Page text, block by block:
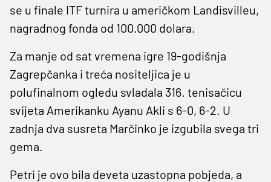
se u finale ITF turnira u američkom Landisvilleu,
nagradnog fonda od 100.000 dolara.
Za manje od sat vremena igre 19-godišnja
Zagrepčanka i treća nositeljica je u
polufinalnom ogledu svladala 316. tenisačicu
svijeta Amerikanku Ayanu Akli s 6-0, 6-2. U
zadnja dva susreta Marčinko je izgubila svega tri
gema.
Petri je ovo bila deveta uzastopna pobjeda, a